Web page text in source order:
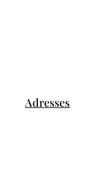
Adresses